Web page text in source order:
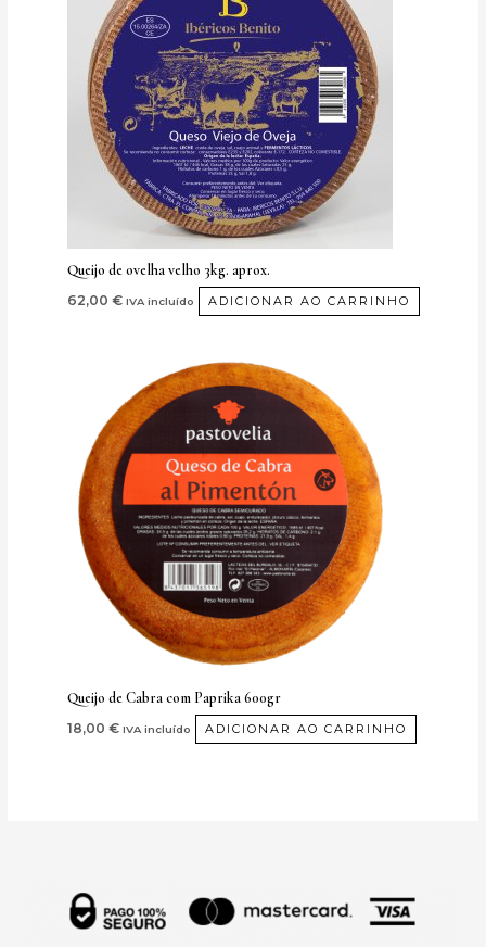
Queijo de ovelha velho 3kg. aprox.
62,00€ IVA incluído ADICIONAR AO CARRINHO
Queijo de Cabra com Paprika 600gr
18,00€ IVA incluído ADICIONAR AO CARRINHO